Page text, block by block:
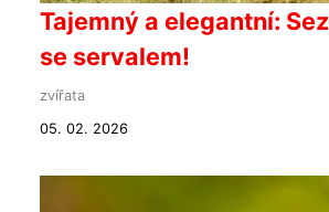
Tajemný a elegantní:
se servalem!
zvířata
05. 02. 2026